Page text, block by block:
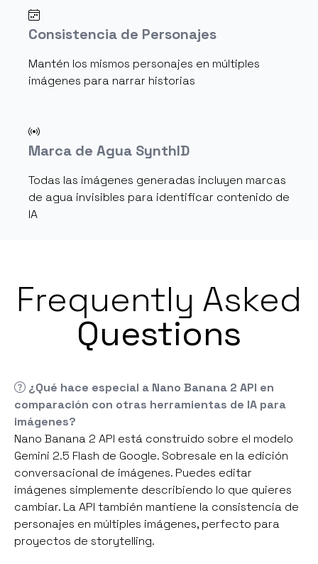
Consistencia de Personajes
Mantén los mismos personajes en múltiples
imágenes para narrar historias
Marca de Agua SynthID
Todas las imágenes generadas incluyen marcas
de agua invisibles para identificar contenido de
IA
Frequently Asked
Questions
¿Qué hace especial a Nano Banana 2 API en
comparación con otras herramientas de IA para
imágenes?
Nano Banana 2 API está construido sobre el modelo
Gemini 2.5 Flash de Google. Sobresale en la edición
conversacional de imágenes. Puedes editar
imágenes simplemente describiendo lo que quieres
cambiar. La API también mantiene la consistencia de
personajes en múltiples imágenes, perfecto para
proyectos de storytelling.